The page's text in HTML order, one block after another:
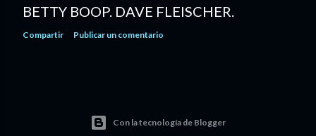
BETTY BOOP. DAVE FLEISCHER.
Compartir Publicar un comentario
Con la tecnología de Blogger